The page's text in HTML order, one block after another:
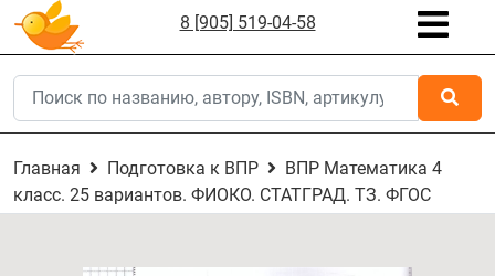
8 [905] 519-04-58
Главная Подготовка к ВПР
ВПР Математика 4
класс. 25 вариантов. ФИОКО. СТАТГРАД. ТЗ. ФГОС